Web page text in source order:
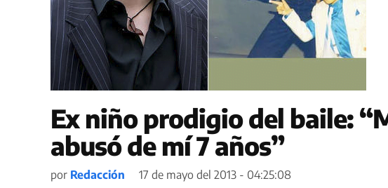
Ex niño prodigio del baile:
abusó de mí 7 años”
por Redacción 17 de mayo del 2013 - 04:25:08